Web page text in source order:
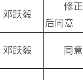
邓跃毅
修正
后同意
邓跃毅 同意